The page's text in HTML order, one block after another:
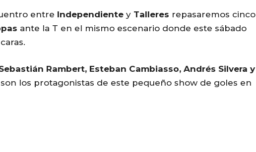
entre Independiente y Talleres repasaremos cinco
ante la T en el mismo escenario donde este sábado
Rambert, Esteban Cambiasso, Andrés Silvera y
son los protagonistas de este pequeño show de goles en